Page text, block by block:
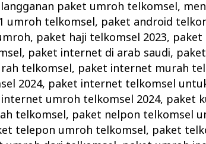
langganan paket umroh telkomsel,
umroh telkomsel, paket android
, paket haji telkomsel 2023, paket
, paket internet di arab saudi,
telkomsel, paket internet murah
2024, paket internet telkomsel
umroh telkomsel 2024, paket
telkomsel, paket nelpon telkomsel
telepon umroh telkomsel, paket